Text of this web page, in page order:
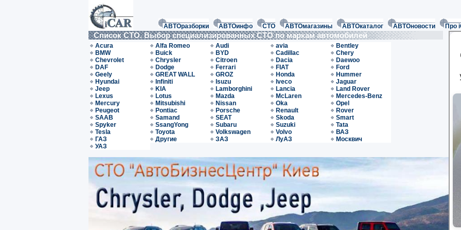
АВТОразборки АВТОинфо СТО АВТОмагазины АВТОкаталог АВТОновости Про
Список СТО. Выбор специализированных СТО по маркам автомобилей
Acura Alfa Romeo Audi avia
Bentley
BMW
Buick BYD Cadillac
Chery
Chevrolet
Chrysler Citroen Dacia
Daewoo
DAF
Dodge Ferrari FIAT
Ford
Geely
GREAT WALL GROZ Honda
Hummer
Hyundai
Infiniti Isuzu Iveco
Jaguar
Jeep
KIA Lamborghini Lancia
Land Rover
Lexus
Lotus Mazda McLaren
Mercedes-Benz
Mercury
Mitsubishi Nissan Oka
Opel
Peugeot
Pontiac Porsche Renault
Rover
SAAB
Samand SEAT Skoda
Smart
Spyker
SsangYong Subaru Suzuki
Tata
Tesla
Toyota Volkswagen Volvo
ВАЗ
ГАЗ
Другие ЗАЗ ЛуАЗ
Москвич
УАЗ